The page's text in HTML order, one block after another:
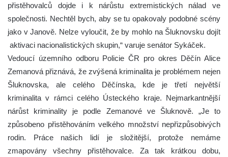
přistěhovalců dojde i k nárůstu extremistických nálad ve
společnosti. Nechtěl bych, aby se tu opakovaly podobné scény
jako v Janově. Nelze vyloučit, že by mohlo na Šluknovsku dojít
aktivaci nacionalistických skupin,“ varuje senátor Sykáček.
Vedoucí územního odboru Policie ČR pro okres Děčín Alice
Zemanová přiznává, že zvýšená kriminalita je problémem nejen
Šluknovska, ale celého Děčínska, kde je třetí největší
kriminalita v rámci celého Ústeckého kraje. Nejmarkantnější
nárůst kriminality je podle Zemanové ve Šluknově. „Je to
způsobeno přistěhováním velkého množství nepřizpůsobivých
rodin. Práce našich lidí je složitější, protože nemáme
zmapovány všechny přistěhovalce. Za tak krátkou dobu,